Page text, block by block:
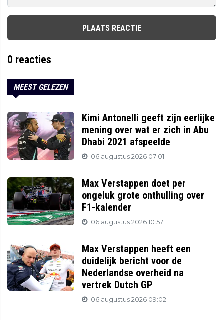
PLAATS REACTIE
0 reacties
MEEST GELEZEN
Kimi Antonelli geeft zijn eerlijke
mening over wat er zich in Abu
Dhabi 2021 afspeelde
06 augustus 2026 07:01
Max Verstappen doet per
ongeluk grote onthulling over
F1-kalender
06 augustus 2026 10:57
Max Verstappen heeft een
duidelijk bericht voor de
Nederlandse overheid na
vertrek Dutch GP
06 augustus 2026 09:02